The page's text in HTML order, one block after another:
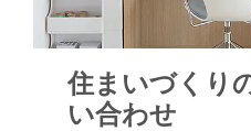
住まいづくり
い合わせ